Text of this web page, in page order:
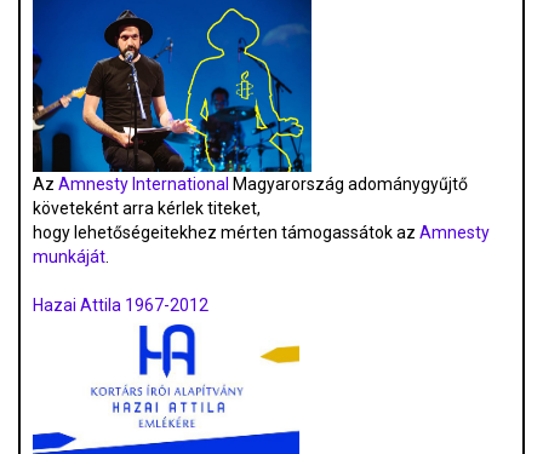
Az Amnesty International Magyarország adománygyűjtő
követeként arra kérlek titeket,
hogy lehetőségeitekhez mérten támogassátok az Amnesty
munkáját.
Hazai Attila 1967-2012